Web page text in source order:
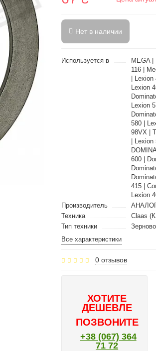
Нет в наличии
Используется в
MEGA |
116 |
|
Lexion
Lexion
580 |
98VX |
|
600 |
415 |
Lexion
Производитель
АНАЛОГ
Техника
Claas
Тип техники
Все характеристики
0 отзывов
ХОТИТЕ
ДЕШЕВЛЕ
ПОЗВОНИТЕ
+38 (067) 364
71 72